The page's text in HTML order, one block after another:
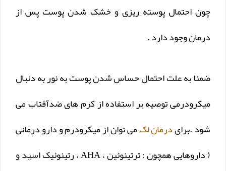
چون احتمال پوسته ریزی و خشک شدن پوست پس از
درمان وجود دارد .
ضمنا به علت احتمال حساس شدن پوست به نور به دنبال
میکرودرمی توصیه بر استفاده از کرم های ضدآفتاب می
شود .برایدرمان لکمی توان از میکرودرم و دارو درمانی
( داروهایی همچون : ترتینوئین ، AHA ، رتینوئیک اسید و